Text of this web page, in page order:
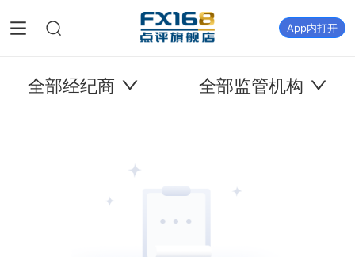
App内打开
全部经纪商 全部监管机构